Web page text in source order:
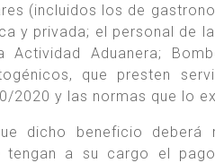
(incluidos los de
y privada; el personal de
Aduanera;
que presten
2020 y las normas que lo
dicho beneficio
a su cargo el